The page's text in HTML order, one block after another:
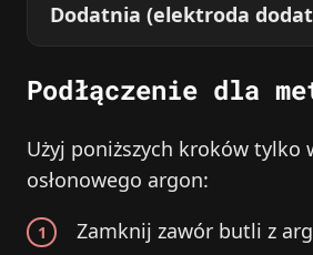
Dodatnia (elektroda
Podłączenie dla
Użyj poniższych kroków tylko
osłonowego argon:
Zamknij zawór butli z